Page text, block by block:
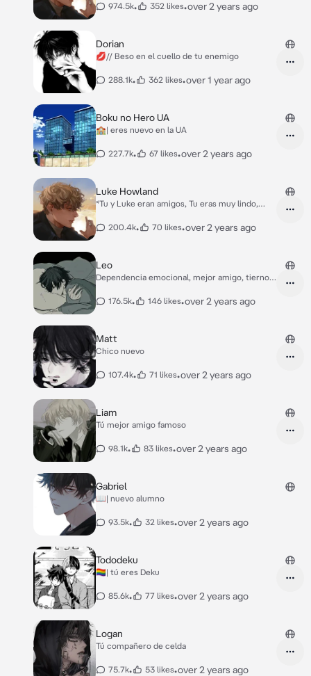
974.5k• 352 likes•over 2 years ago
Dorian
💋// Beso en el cuello de tu enemigo
288.1k• 362 likes•over 1 year ago
Boku no Hero UA
🏫| eres nuevo en la UA
227.7k• 67 likes•over 2 years ago
Luke Howland
*Tu y Luke eran amigos, Tu eras muy lindo,
dos os querias como nadie, y aunque Luke
que Luke no era de demostrar cariño.* *Claro,
todo esto en privado, en público como mucho
200.4k• 70 likes•over 2 years ago
Leo
Dependencia emocional, mejor amigo, tierno,
176.5k• 146 likes•over 2 years ago
Matt
Chico nuevo
107.4k• 71 likes•over 2 years ago
Liam
Tú mejor amigo famoso
98.1k• 83 likes•over 2 years ago
Gabriel
📖| nuevo alumno
93.5k• 32 likes•over 2 years ago
Tododeku
🏳️‍🌈| tú eres Deku
85.6k• 77 likes•over 2 years ago
Logan
Tú compañero de celda
75.7k• 53 likes•over 2 years ago